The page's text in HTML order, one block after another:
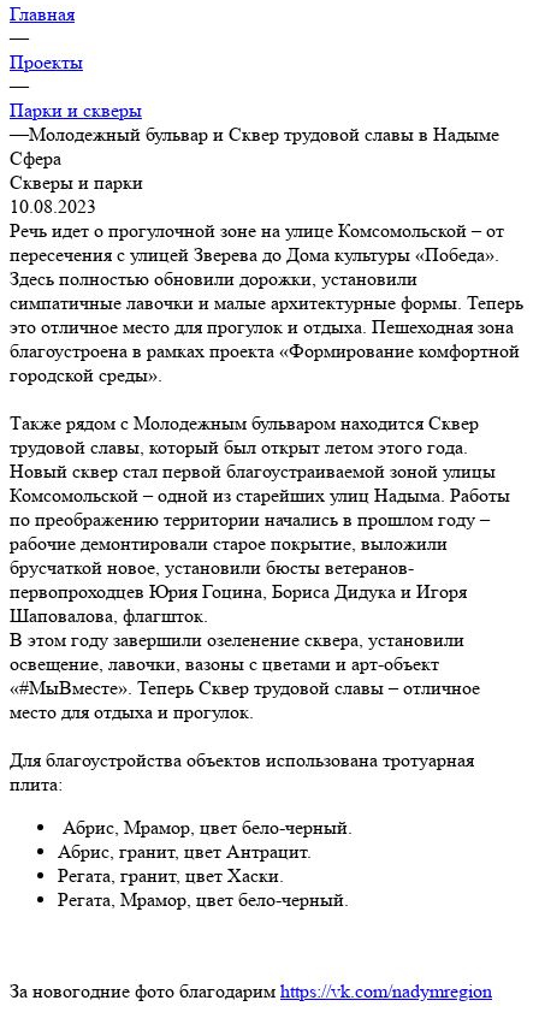
Главная
—
Проекты
—
Парки и скверы
—Молодежный бульвар и Сквер трудовой славы в Надыме
Сфера
Скверы и парки
10.08.2023
Речь идет о прогулочной зоне на улице Комсомольской – от
пересечения с улицей Зверева до Дома культуры «Победа».
Здесь полностью обновили дорожки, установили
симпатичные лавочки и малые архитектурные формы. Теперь
это отличное место для прогулок и отдыха. Пешеходная зона
благоустроена в рамках проекта «Формирование комфортной
городской среды».
Также рядом с Молодежным бульваром находится Сквер
трудовой славы, который был открыт летом этого года.
Новый сквер стал первой благоустраиваемой зоной улицы
Комсомольской – одной из старейших улиц Надыма. Работы
по преображению территории начались в прошлом году –
рабочие демонтировали старое покрытие, выложили
брусчаткой новое, установили бюсты ветеранов-
первопроходцев Юрия Гоцина, Бориса Дидука и Игоря
Шаповалова, флагшток.
В этом году завершили озеленение сквера, установили
освещение, лавочки, вазоны с цветами и арт-объект
«#МыВместе». Теперь Сквер трудовой славы – отличное
место для отдыха и прогулок.
Для благоустройства объектов использована тротуарная
плита:
Абрис, Мрамор, цвет бело-черный.
Абрис, гранит, цвет Антрацит.
Регата, гранит, цвет Хаски.
Регата, Мрамор, цвет бело-черный.
За новогодние фото благодарим https://vk.com/nadymregion